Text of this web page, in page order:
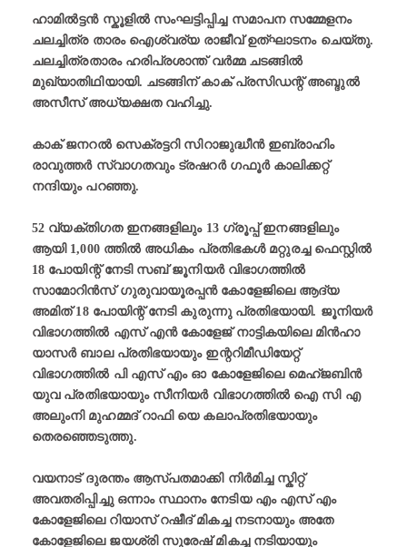
ഹാമിൽട്ടൻ സ്കൂളിൽ സംഘട്ടിപ്പിച്ച സമാപന സമ്മേളനം
ചലച്ചിത്ര താരം ഐശ്വര്യ രാജീവ് ഉത്ഘാടനം ചെയ്തു.
ചലച്ചിത്രതാരം ഹരിപ്രശാന്ത് വർമ്മ ചടങ്ങിൽ
മുഖ്യാതിഥിയായി. ചടങ്ങിന് കാക് പ്രസിഡന്റ് അബ്ദുൽ
അസീസ് അധ്യക്ഷത വഹിച്ചു.
കാക് ജനറൽ സെക്രട്ടറി സിറാജുദ്ധീൻ ഇബ്രാഹിം
രാവുത്തർ സ്വാഗതവും ട്രഷറർ ഗഫൂർ കാലിക്കറ്റ്
നന്ദിയും പറഞ്ഞു.
52 വ്യക്തിഗത ഇനങ്ങളിലും 13 ഗ്രൂപ്പ് ഇനങ്ങളിലും
ആയി 1,000 ത്തിൽ അധികം പ്രതിഭകൾ മറ്റുരച്ച ഫെസ്റ്റിൽ
18 പോയിന്റ് നേടി സബ് ജൂനിയർ വിഭാഗത്തിൽ
സാമോറിൻസ് ഗുരുവായൂരപ്പൻ കോളേജിലെ ആദ്യ
അമിത് 18 പോയിന്റ് നേടി കുരുന്നു പ്രതിഭയായി. ജൂനിയർ
വിഭാഗത്തിൽ എസ് എൻ കോളേജ് നാട്ടികയിലെ മിൻഹാ
യാസർ ബാല പ്രതിഭയായും ഇന്ററിമീഡിയേറ്റ്
വിഭാഗത്തിൽ പി എസ് എം ഓ കോളേജിലെ മെഹ്ജബിൻ
യുവ പ്രതിഭയായും സീനിയർ വിഭാഗത്തിൽ ഐ സി എ
അലുംനി മുഹമ്മദ്‌ റാഫി യെ കലാപ്രതിഭയായും
തെരഞ്ഞെടുത്തു.
വയനാട് ദുരന്തം ആസ്പതമാക്കി നിർമിച്ച സ്കിറ്റ്
അവതരിപ്പിച്ചു ഒന്നാം സ്ഥാനം നേടിയ എം എസ് എം
കോളേജിലെ റിയാസ് റഷീദ് മികച്ച നടനായും അതേ
കോളേജിലെ ജയശ്രി സുരേഷ് മികച്ച നടിയായും